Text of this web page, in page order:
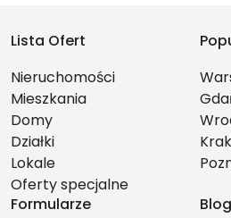
Lista Ofert
Nieruchomości
Mieszkania
Domy
Działki
Lokale
Oferty specjalne
Formularze
Blog